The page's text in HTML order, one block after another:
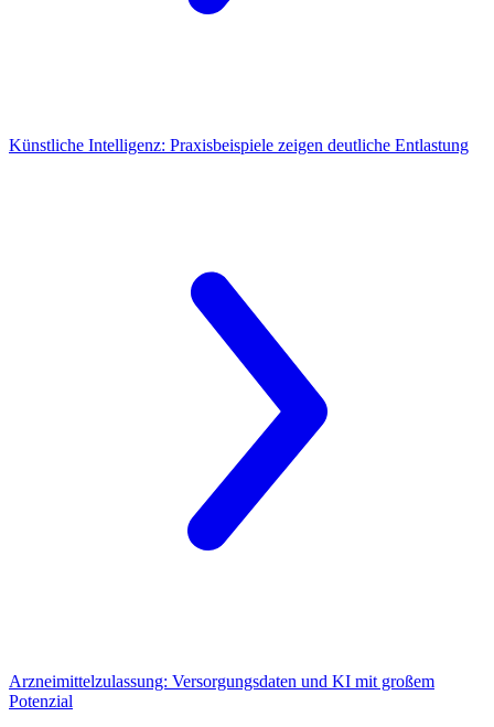
Künstliche Intelligenz: Praxisbeispiele zeigen deutliche Entlastung
Arzneimittelzulassung: Versorgungsdaten und KI mit großem
Potenzial